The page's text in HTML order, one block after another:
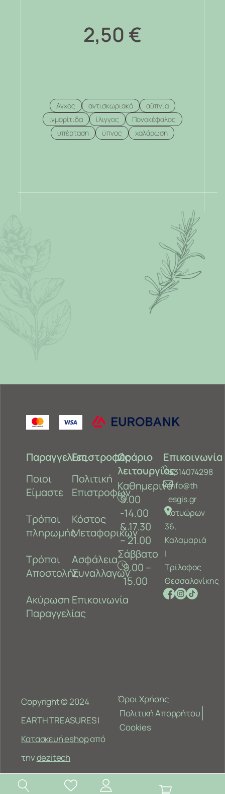
2,50 €
Άγχος αντισκωριακό
αϋπνία
ιγμορίτιδα
ίλιγγος
Πονοκέφαλος
υπέρταση
ύπνος χαλάρωση
.
Παραγγελίες
Ποιοι
Είμαστε
Τρόποι
πληρωμής
Τρόποι
Αποστολής
Ακύρωση
Παραγγελίας
Επιστροφές
Πολιτική
Επιστροφών
Κόστος
Μεταφορικών
Ασφάλεια
Συναλλαγών
Επικοινωνία
Ωράριο
λειτουργίας
Καθημερινά
9.00
-14.00
& 17.30
– 21.00
Σάββατο
9.00 –
15.00
Επικοινωνία
2314074298
info@th
esgis.gr
Κοτυώρων
36,
Καλαμαριά
‎|
Τρίλοφος
Θεσσαλονίκης
Copyright © 2024
EARTH TREASURES |
Κατασκευή eshopαπό
τηνdezitech
Όροι Χρήσης
Πολιτική Απορρήτου
Cookies